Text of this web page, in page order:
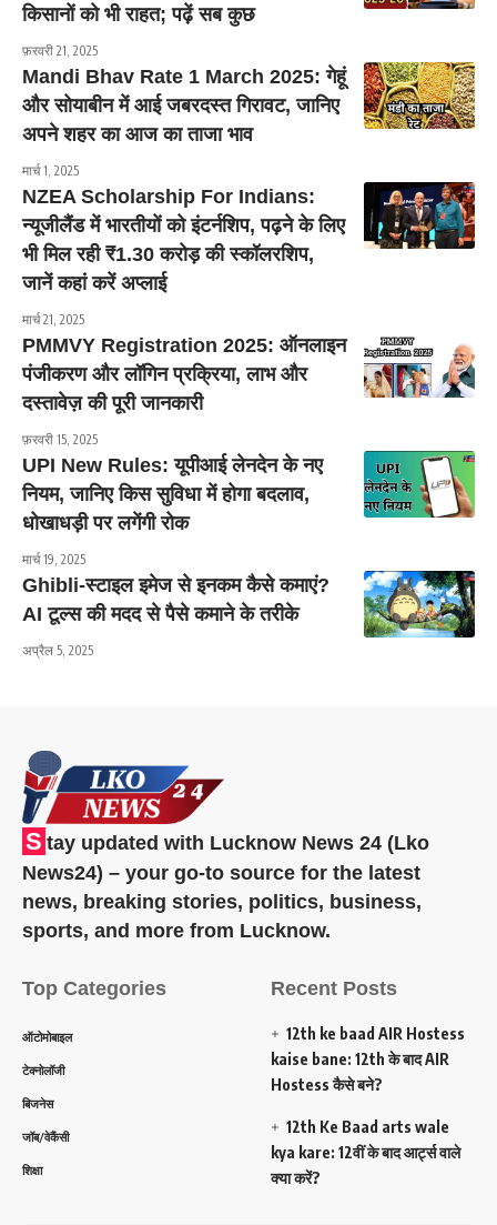
किसानों को भी राहत; पढ़ें सब कुछ
फ़रवरी 21, 2025
Mandi Bhav Rate 1 March 2025: गेहूं
और सोयाबीन में आई जबरदस्त गिरावट, जानिए
अपने शहर का आज का ताजा भाव
मार्च 1, 2025
NZEA Scholarship For Indians:
न्यूजीलैंड में भारतीयों को इंटर्नशिप, पढ़ने के लिए
भी मिल रही ₹1.30 करोड़ की स्कॉलरशिप,
जानें कहां करें अप्लाई
मार्च 21, 2025
PMMVY Registration 2025: ऑनलाइन
पंजीकरण और लॉगिन प्रक्रिया, लाभ और
दस्तावेज़ की पूरी जानकारी
फ़रवरी 15, 2025
UPI New Rules: यूपीआई लेनदेन के नए
नियम, जानिए किस सुविधा में होगा बदलाव,
धोखाधड़ी पर लगेंगी रोक
मार्च 19, 2025
Ghibli-स्टाइल इमेज से इनकम कैसे कमाएं?
AI टूल्स की मदद से पैसे कमाने के तरीके
अप्रैल 5, 2025
S tay updated with Lucknow News 24 (Lko
News24) – your go-to source for the latest
news, breaking stories, politics, business,
sports, and more from Lucknow.
Top Categories
ऑटोमोबाइल
टेक्नोलॉजी
बिजनेस
जॉब/वेकैंसी
शिक्षा
Recent Posts
12th ke baad AIR Hostess
kaise bane: 12th के बाद AIR
Hostess कैसे बने?
12th Ke Baad arts wale
kya kare: 12वीं के बाद आर्ट्स वाले
क्या करें?